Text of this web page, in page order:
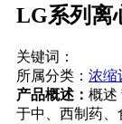
LG系列离
关键词：
所属分类： 浓缩
产品概述： 概述
于中、西制药